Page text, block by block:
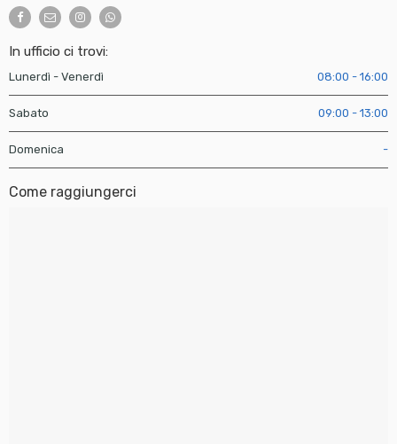
In ufficio ci trovi:
Lunerdì - Venerdì 08:00 - 16:00
Sabato 09:00 - 13:00
Domenica -
Come raggiungerci